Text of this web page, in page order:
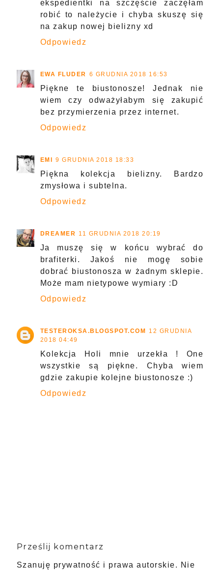
ekspedientki na szczęście zaczęłam
robić to należycie i chyba skuszę się
na zakup nowej bielizny xd
Odpowiedz
EWA FLUDER 6 GRUDNIA 2018 16:53
Piękne te biustonosze! Jednak nie
wiem czy odważyłabym się zakupić
bez przymierzenia przez internet.
Odpowiedz
EMI 9 GRUDNIA 2018 18:33
Piękna kolekcja bielizny. Bardzo
zmysłowa i subtelna.
Odpowiedz
DREAMER 11 GRUDNIA 2018 20:19
Ja muszę się w końcu wybrać do
brafiterki. Jakoś nie mogę sobie
dobrać biustonosza w żadnym sklepie.
Może mam nietypowe wymiary :D
Odpowiedz
TESTEROKSA.BLOGSPOT.COM
12 GRUDNIA
2018 04:49
Kolekcja Holi mnie urzekła ! One
wszystkie są piękne. Chyba wiem
gdzie zakupie kolejne biustonosze :)
Odpowiedz
Prześlij komentarz
Szanuję prywatność i prawa autorskie. Nie